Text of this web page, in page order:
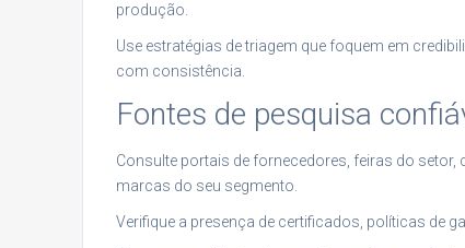
produção.
Use estratégias de triagem que foquem em
com consistência.
Fontes de pesquisa
Consulte portais de fornecedores, feiras do
marcas do seu segmento.
Verifique a presença de certificados, políticas de